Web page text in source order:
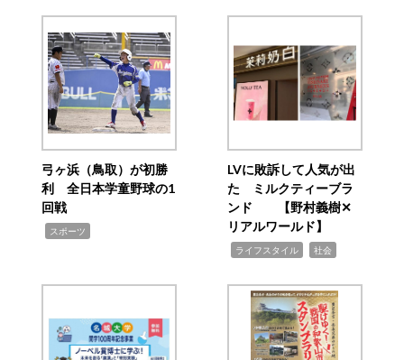
弓ヶ浜（鳥取）が初勝
利 全日本学童野球の1
回戦
スポーツ
LVに敗訴して人気が出
た ミルクティーブラ
ンド 【野村義樹✕
リアルワールド】
ライフスタイル 社会